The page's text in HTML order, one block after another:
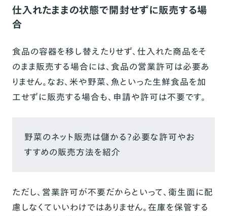
仕入れたままの状態で開封せずに販売する場
合
食品の容器を移し替えたりせず、仕入れた商品をそ
のまま販売する場合には、食品の営業許可は必要あ
りません。なお、米や野菜、魚といった生鮮食品を加
工せずに販売する場合も、申請や許可は不要です。
野菜のネット販売は儲かる？必要な許可やお
すすめの販売方法を紹介
ただし、営業許可が不要だからといって、衛生面に配
慮しなくていいわけではありません。在庫を保管する